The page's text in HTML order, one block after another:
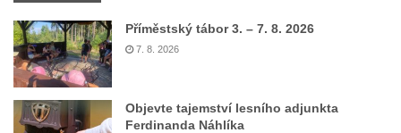
Rozhledna Císařský kámen
Rozhledna Kopanina
Rozhledna Pajndl na Tisovském vrchu v
Krušných horách
Příměstský tábor 3. – 7. 8. 2026
7. 8. 2026
Objevte tajemství lesního adjunkta
Ferdinanda Náhlíka